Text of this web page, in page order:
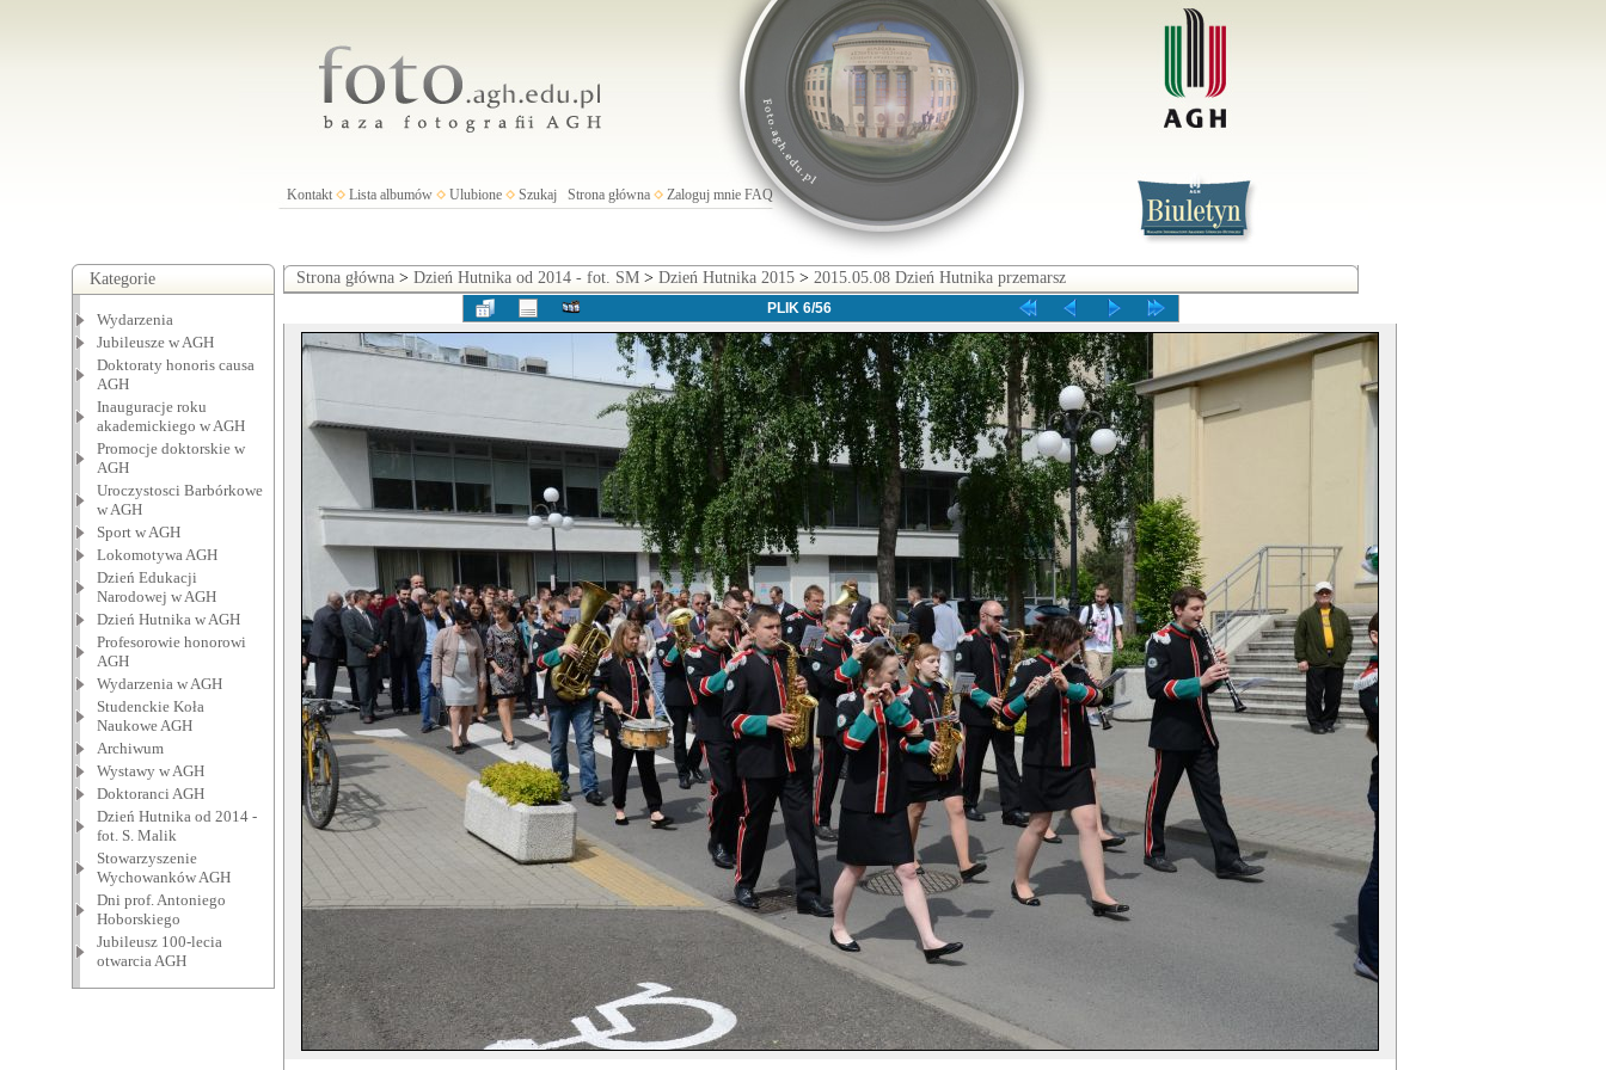
Kontakt Lista albumów Ulubione Szukaj Strona główna Zaloguj mnie FAQ
Kategorie
Wydarzenia
Jubileusze w AGH
Doktoraty honoris causa
AGH
Inauguracje roku
akademickiego w AGH
Promocje doktorskie w
AGH
Uroczystosci Barbórkowe
w AGH
Sport w AGH
Lokomotywa AGH
Dzień Edukacji
Narodowej w AGH
Dzień Hutnika w AGH
Profesorowie honorowi
AGH
Wydarzenia w AGH
Studenckie Koła
Naukowe AGH
Archiwum
Wystawy w AGH
Doktoranci AGH
Dzień Hutnika od 2014 -
fot. S. Malik
Stowarzyszenie
Wychowanków AGH
Dni prof. Antoniego
Hoborskiego
Jubileusz 100-lecia
otwarcia AGH
Strona główna> Dzień Hutnika od 2014 - fot. SM> Dzień Hutnika 2015> 2015.05.08 Dzień Hutnika przemarsz
PLIK 6/56